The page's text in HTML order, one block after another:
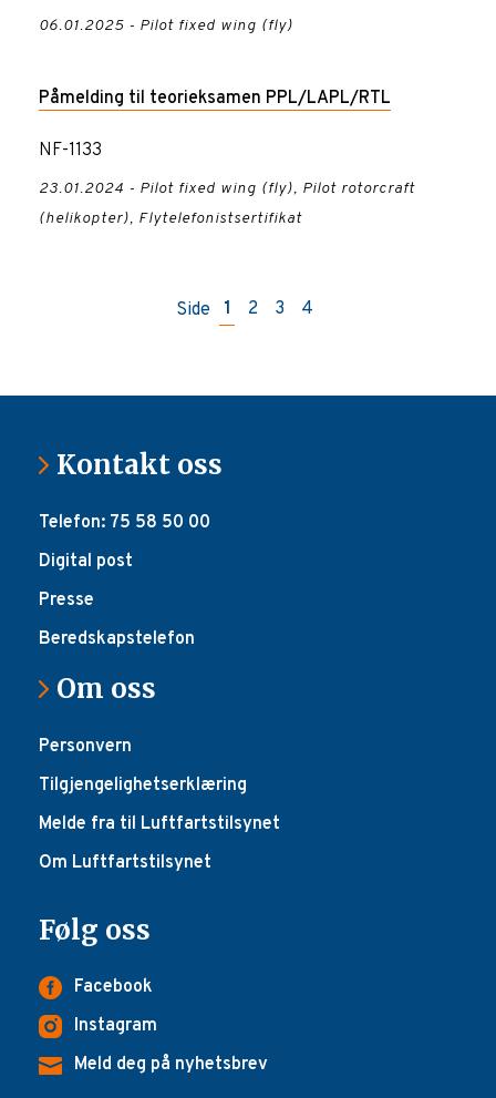
06.01.2025 - Pilot fixed wing (fly)
Påmelding til teorieksamen PPL/LAPL/RTL
NF-1133
23.01.2024 - Pilot fixed wing (fly), Pilot rotorcraft
(helikopter), Flytelefonistsertifikat
Side 1 2 3 4
Kontakt oss
Telefon: 75 58 50 00
Digital post
Presse
Beredskapstelefon
Om oss
Personvern
Tilgjengelighetserklæring
Melde fra til Luftfartstilsynet
Om Luftfartstilsynet
Følg oss
Facebook
Instagram
Meld deg på nyhetsbrev